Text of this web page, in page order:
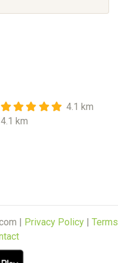
4.1 km
4.1 km
| Privacy Policy| Terms